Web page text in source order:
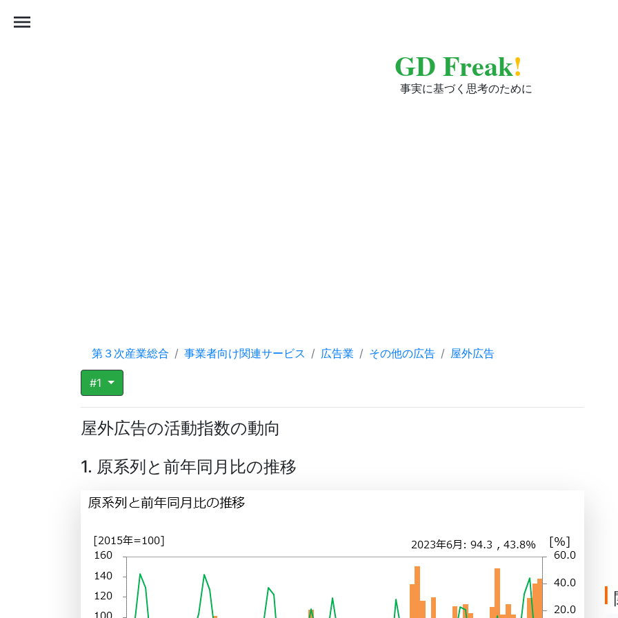
GD Freak!
事実に基づく思考のために
menu
第３次産業総合 事業者向け関連サービス 広告業 その他の広告 屋外広告
#1
屋外広告の活動指数の動向
1. 原系列と前年同月比の推移